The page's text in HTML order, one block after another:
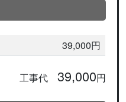
39,000円
工事代 39,000円